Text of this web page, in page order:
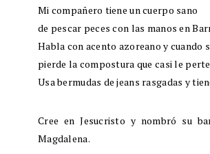
Mi compañero tiene un cuerpo sano
de pescar peces con las manos en
Habla con acento azoreano y cuando
pierde la compostura que casi le
Usa bermudas de jeans rasgadas y
Cree en Jesucristo y nombró su
Magdalena.